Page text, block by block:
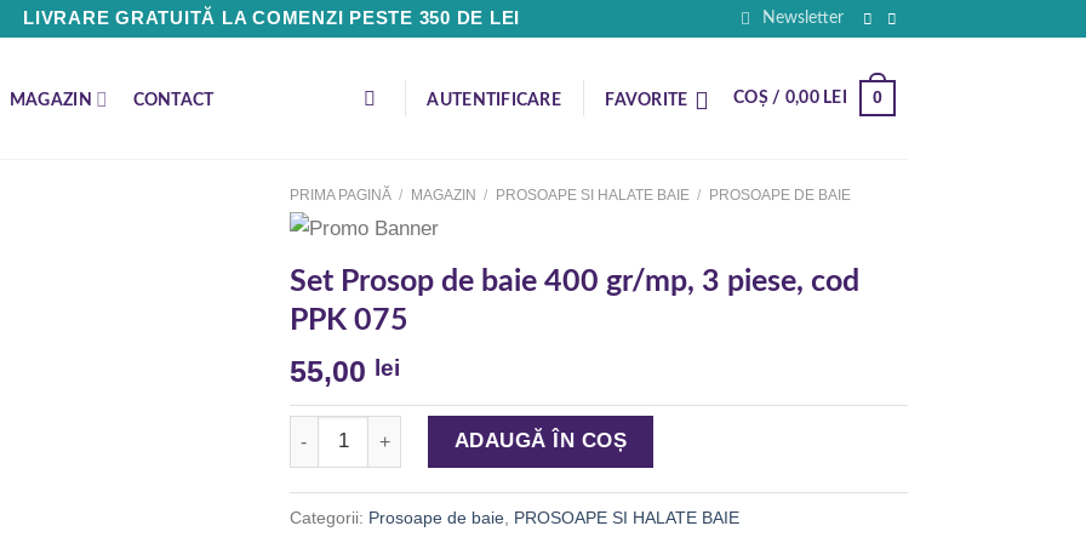
LIVRARE GRATUITĂ LA COMENZI PESTE 350 DE LEI Newsletter
MAGAZIN CONTACT AUTENTIFICARE FAVORITE COȘ / 0,00 LEI 0
PRIMA PAGINĂ / MAGAZIN / PROSOAPE SI HALATE BAIE / PROSOAPE DE BAIE
Set Prosop de baie 400 gr/mp, 3 piese, cod
PPK 075
55,00 lei
Cantitate Set Prosop de baie 400 gr/mp, 3 piese, cod PPK 075
ADAUGĂ ÎN COȘ
Categorii: Prosoape de baie, PROSOAPE SI HALATE BAIE